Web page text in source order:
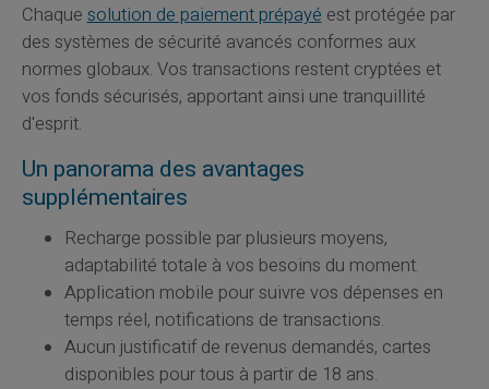
Chaquesolution de paiement prépayéest protégée par
des systèmes de sécurité avancés conformes aux
normes globaux. Vos transactions restent cryptées et
vos fonds sécurisés, apportant ainsi une tranquillité
d'esprit.
Un panorama des avantages
supplémentaires
Recharge possible par plusieurs moyens,
adaptabilité totale à vos besoins du moment.
Application mobile pour suivre vos dépenses en
temps réel, notifications de transactions.
Aucun justificatif de revenus demandés, cartes
disponibles pour tous à partir de 18 ans.